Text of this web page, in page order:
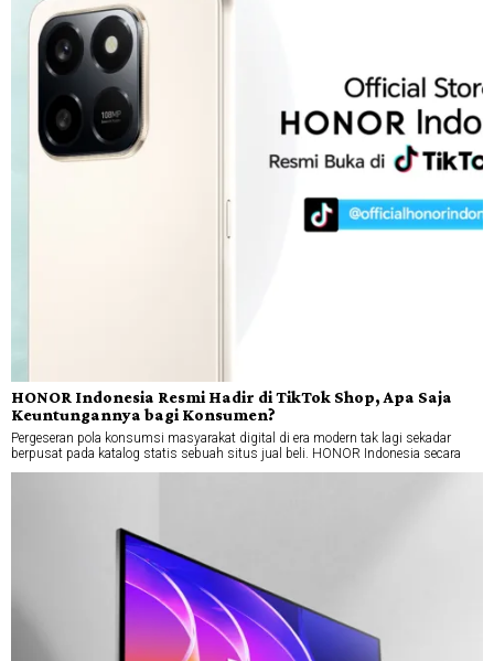
HONOR Indonesia Resmi Hadir di TikTok Shop, Apa Saja
Keuntungannya bagi Konsumen?
Pergeseran pola konsumsi masyarakat digital di era modern tak lagi sekadar
berpusat pada katalog statis sebuah situs jual beli. HONOR Indonesia secara